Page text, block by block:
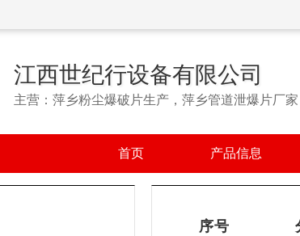
江西世纪行设备有限公司
主营：萍乡粉尘爆破片生产，萍乡管道泄爆片厂
首页 产品信息
序号